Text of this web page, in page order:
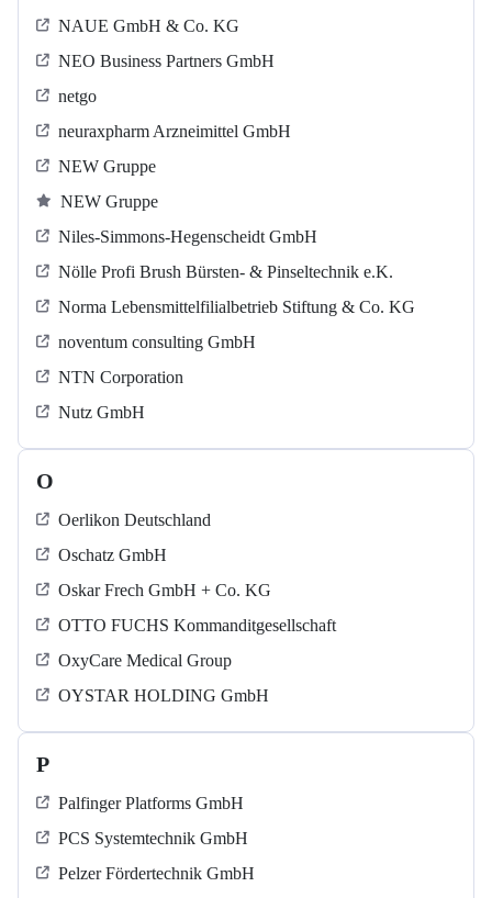
NAUE GmbH & Co. KG
NEO Business Partners GmbH
netgo
neuraxpharm Arzneimittel GmbH
NEW Gruppe
NEW Gruppe
Niles-Simmons-Hegenscheidt GmbH
Nölle Profi Brush Bürsten- & Pinseltechnik e.K.
Norma Lebensmittelfilialbetrieb Stiftung & Co. KG
noventum consulting GmbH
NTN Corporation
Nutz GmbH
O
Oerlikon Deutschland
Oschatz GmbH
Oskar Frech GmbH + Co. KG
OTTO FUCHS Kommanditgesellschaft
OxyCare Medical Group
OYSTAR HOLDING GmbH
P
Palfinger Platforms GmbH
PCS Systemtechnik GmbH
Pelzer Fördertechnik GmbH